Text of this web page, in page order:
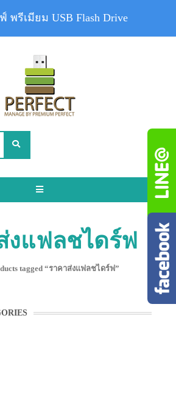
Toggle
งแฟลชไดร์ฟ
tagged “ราคาส่งแฟลชไดร์ฟ”
พรีเมียม USB Flash Drive